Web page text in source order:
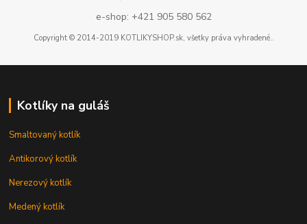
e-shop: +421 905 580 562
Copyright © 2014-2019 KOTLIKYSHOP.sk, všetky práva vyhradené..
Kotlíky na guláš
Smaltovaný kotlík
Antikorový kotlík
Nerezový kotlík
Medený kotlík